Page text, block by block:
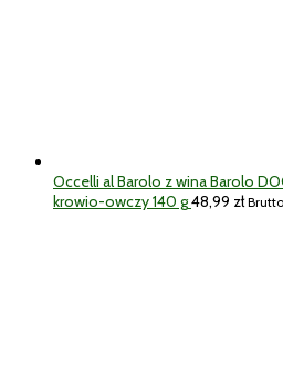
Occelli al Barolo z wina Barolo
krowio-owczy 140 g48,99 zł Brutto